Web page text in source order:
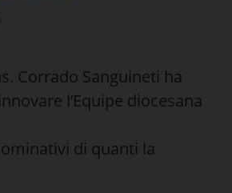
Corrado Sanguineti ha
l’Equipe diocesana
di quanti la